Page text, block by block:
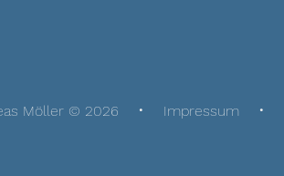
Möller © 2026 Impressum